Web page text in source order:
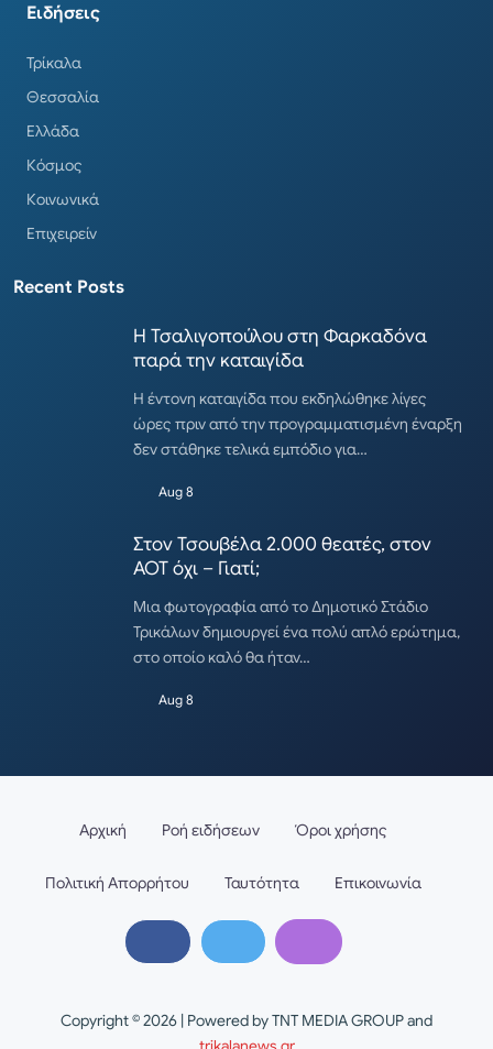
Ειδήσεις
Τρίκαλα
Θεσσαλία
Ελλάδα
Κόσμος
Κοινωνικά
Επιχειρείν
Recent Posts
Η Τσαλιγοπούλου στη Φαρκαδόνα
παρά την καταιγίδα
Η έντονη καταιγίδα που εκδηλώθηκε λίγες
ώρες πριν από την προγραμματισμένη έναρξη
δεν στάθηκε τελικά εμπόδιο για…
Aug 8
Στον Τσουβέλα 2.000 θεατές, στον
ΑΟΤ όχι – Γιατί;
Μια φωτογραφία από το Δημοτικό Στάδιο
Τρικάλων δημιουργεί ένα πολύ απλό ερώτημα,
στο οποίο καλό θα ήταν…
Aug 8
Copyright © 2026 | Powered by TNT MEDIA GROUP and
Αρχική Ροή ειδήσεων Όροι χρήσης
Πολιτική Απορρήτου Ταυτότητα Επικοινωνία